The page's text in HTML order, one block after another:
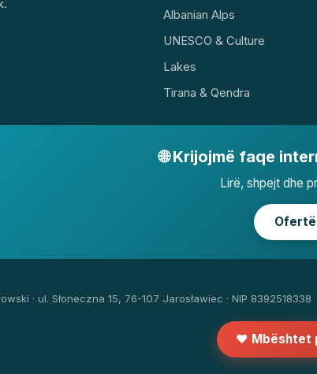
Albanian Alps
UNESCO & Culture
Lakes
Tirana & Qendra
🌐 Krijojmë faqe
Lirë, shpejt dhe
· ul. Słoneczna 15, 76-107 Jarosławiec · NIP 8392518338
❤️ Mbështet